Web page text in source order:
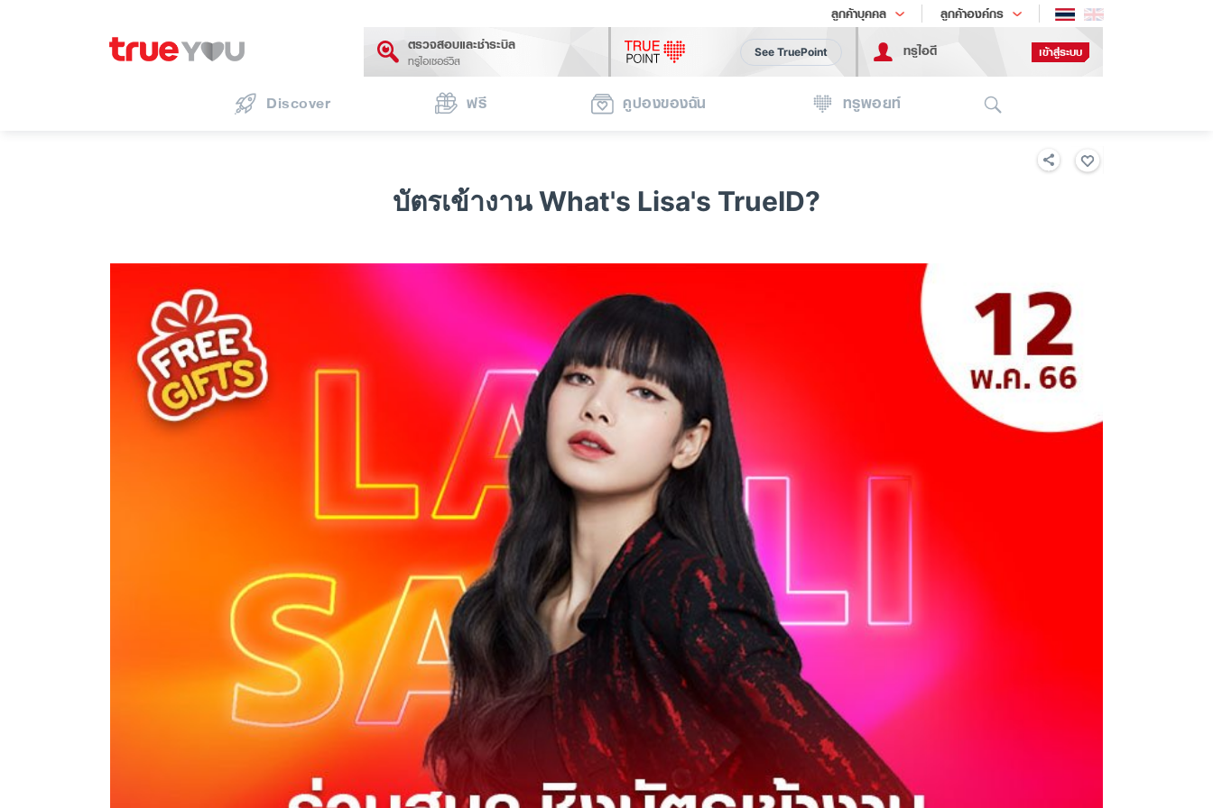
ลูกค้าบุคคล ลูกค้าองค์กร
เทรนด์เทคโนโลยี
ตรวจสอบและชำระบิล
ทรูไอเซอร์วิส
See TruePoint ทรูไอดี เข้าสู่ระบบ
Discover ฟรี คูปองของฉัน ทรูพอยท์
บัตรเข้างาน What's Lisa's TrueID?